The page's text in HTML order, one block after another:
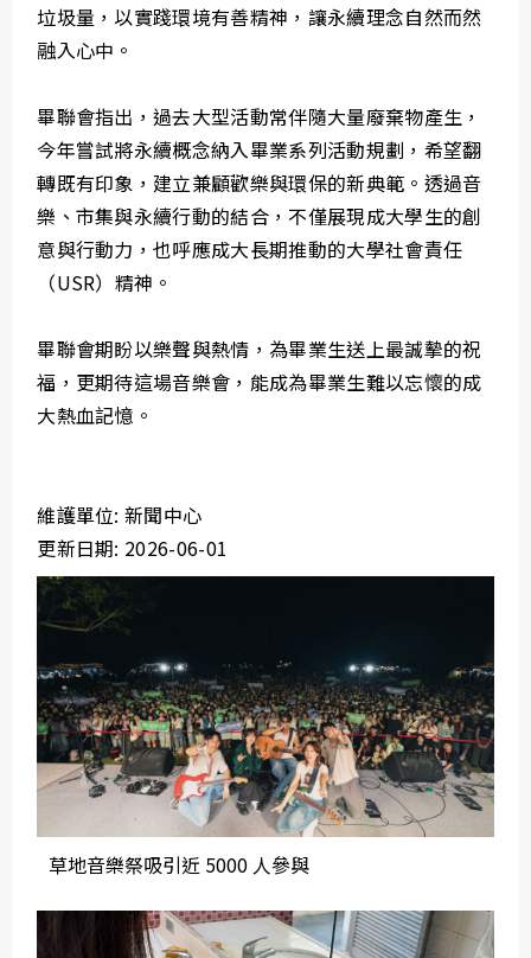
垃圾量，以實踐環境有善精神，讓永續理念自然而然
融入心中。
畢聯會指出，過去大型活動常伴隨大量廢棄物產生，
今年嘗試將永續概念納入畢業系列活動規劃，希望翻
轉既有印象，建立兼顧歡樂與環保的新典範。透過音
樂、市集與永續行動的結合，不僅展現成大學生的創
意與行動力，也呼應成大長期推動的大學社會責任
（USR）精神。
畢聯會期盼以樂聲與熱情，為畢業生送上最誠摰的祝
福，更期待這場音樂會，能成為畢業生難以忘懷的成
大熱血記憶。
維護單位: 新聞中心
更新日期: 2026-06-01
草地音樂祭吸引近 5000 人參與